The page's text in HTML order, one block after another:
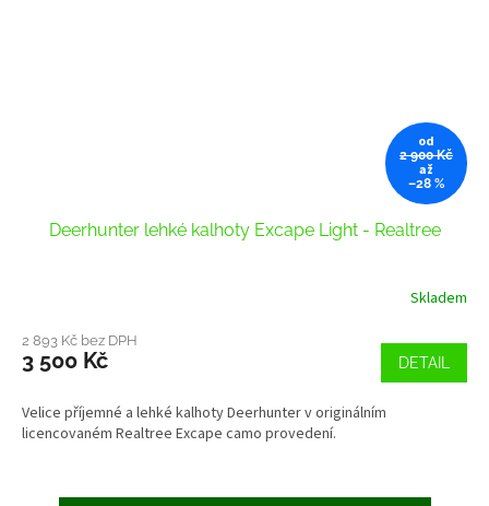
od
2 900 Kč
až
–28 %
Deerhunter lehké kalhoty Excape Light - Realtree
Skladem
2 893 Kč bez DPH
3 500 Kč DETAIL
Velice příjemné a lehké kalhoty Deerhunter v originálním
licencovaném Realtree Excape camo provedení.